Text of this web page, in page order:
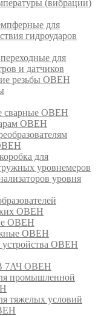
(вибрации)
для
гидроударов
для
и датчиков
резьбы ОВЕН
сварные ОВЕН
ОВЕН
для
уровнемеров
уровня
ОВЕН
ОВЕН
ОВЕН
ОВЕН
7АЧ ОВЕН
промышленной
тяжелых условий